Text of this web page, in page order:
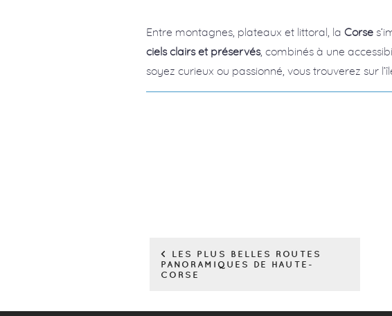
Entre montagnes, plateaux et littoral, laCorse
ciels clairs et préservés, combinés à une
soyez curieux ou passionné, vous trouverez sur
< LES PLUS BELLES ROUTES
PANORAMIQUES DE HAUTE-
CORSE